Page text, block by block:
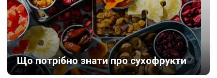
Що потрібно знати про сухофрукти